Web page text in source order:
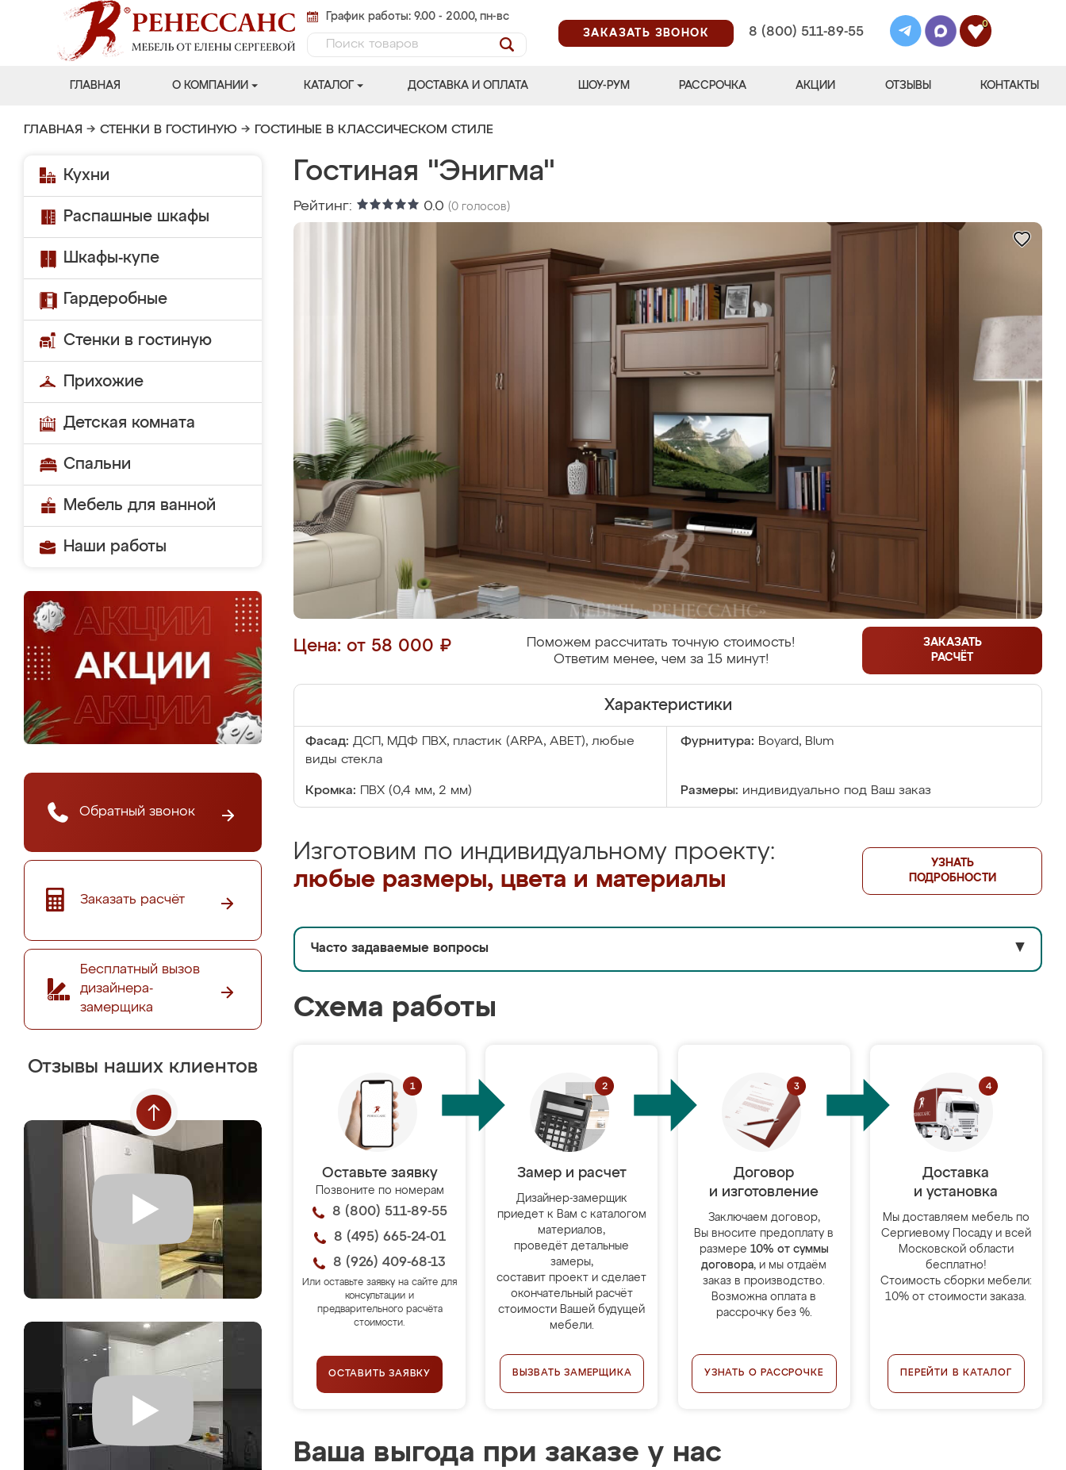
График работы: 9.00 - 20.00, пн-вс
ЗАКАЗАТЬ ЗВОНОК
8 (800) 511-89-55
0
ГЛАВНАЯ О КОМПАНИИ КАТАЛОГ ДОСТАВКА И ОПЛАТА ШОУ-РУМ РАССРОЧКА АКЦИИ ОТЗЫВЫ КОНТАКТЫ
ГЛАВНАЯ → СТЕНКИ В ГОСТИНУЮ → ГОСТИНЫЕ В КЛАССИЧЕСКОМ СТИЛЕ
Кухни
Распашные шкафы
Шкафы-купе
Гардеробные
Стенки в гостиную
Прихожие
Детская комната
Спальни
Мебель для ванной
Наши работы
Обратный звонок
Заказать расчёт
Бесплатный вызов
дизайнера-
замерщика
Отзывы наших клиентов
Гостиная "Энигма"
Рейтинг: 0.0 (0 голосов)
Цена: от 58 000 ₽
Поможем рассчитать точную стоимость!
Ответим менее, чем за 15 минут!
ЗАКАЗАТЬ
РАСЧЁТ
Характеристики
Фасад: ДСП, МДФ ПВХ, пластик (ARPA, ABET), любые
виды стекла
Фурнитура: Boyard, Blum
Кромка: ПВХ (0,4 мм, 2 мм) Размеры: индивидуально под Ваш заказ
Изготовим по индивидуальному проекту:
любые размеры, цвета и материалы
УЗНАТЬ
ПОДРОБНОСТИ
Часто задаваемые вопросы ▼
Схема работы
Оставьте заявку
Позвоните по номерам
8 (800) 511-89-55
8 (495) 665-24-01
8 (926) 409-68-13
Или оставьте заявку на сайте для
консультации и
предварительного расчёта
стоимости.
ОСТАВИТЬ ЗАЯВКУ
Замер и расчет
Дизайнер-замерщик
приедет к Вам с каталогом
материалов,
проведёт детальные
замеры,
составит проект и сделает
окончательный расчёт
стоимости Вашей будущей
мебели.
ВЫЗВАТЬ ЗАМЕРЩИКА
Договор
и изготовление
Заключаем договор,
Вы вносите предоплату в
размере 10% от суммы
договора, и мы отдаём
заказ в производство.
Возможна оплата в
рассрочку без %.
УЗНАТЬ О РАССРОЧКЕ
Доставка
и установка
Мы доставляем мебель по
Сергиевому Посаду и всей
Московской области
бесплатно!
Стоимость сборки мебели:
10% от стоимости заказа.
ПЕРЕЙТИ В КАТАЛОГ
Ваша выгода при заказе у нас